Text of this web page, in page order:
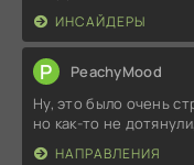
ИНСАЙДЕРЫ
P PeachyMood
Ну, это было очень
но как-то не дотянули,
НАПРАВЛЕНИЯ